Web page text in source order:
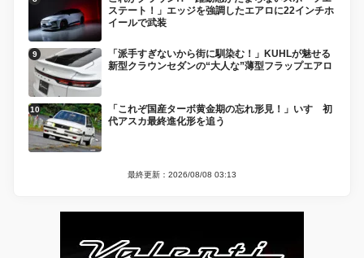
ステート！」エッジを強調したエアロに22インチホ
イールで武装
「派手すぎないから街に馴染む！」KUHLが魅せる
新型クラウンセダンの“大人な”薄型フラップエアロ
「これぞ国産ターボ黄金期の忘れ形見！」いすゞ初
代アスカ最終進化形を追う
最終更新：2026/08/08 03:13